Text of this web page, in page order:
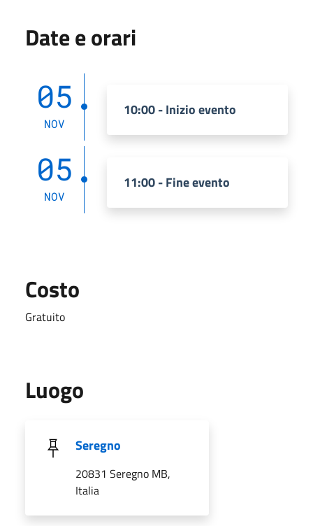
Date e orari
05
NOV
10:00 - Inizio evento
05
NOV
11:00 - Fine evento
Costo
Gratuito
Luogo
Seregno
20831 Seregno MB,
Italia